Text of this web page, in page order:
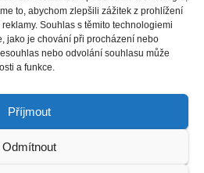
to, abychom zlepšili zážitek z prohlížení
Souhlas s těmito technologiemi
jako je chování při procházení nebo
nebo odvolání souhlasu může
a funkce.
Příjmout
Odmítnout